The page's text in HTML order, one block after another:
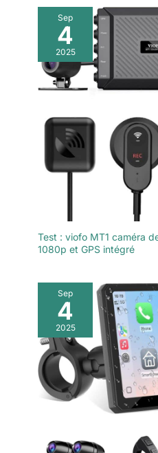
Sep
4
2025
Test : viofo MT1 caméra
1080p et GPS intégré
Sep
4
2025